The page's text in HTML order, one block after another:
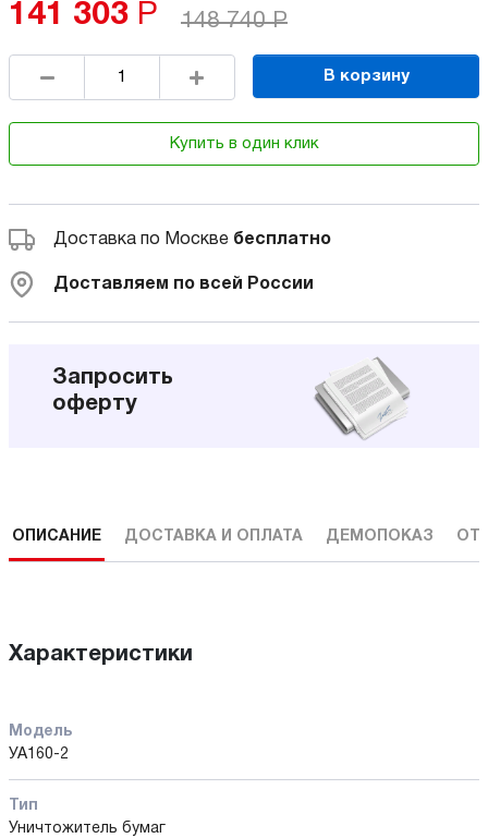
141 303 Р 148 740 Р
В корзину
Купить в один клик
Доставка по Москве бесплатно
Доставляем по всей России
Запросить
оферту
ОПИСАНИЕ ДОСТАВКА И ОПЛАТА ДЕМОПОКАЗ
Характеристики
Модель
УА160-2
Тип
Уничтожитель бумаг